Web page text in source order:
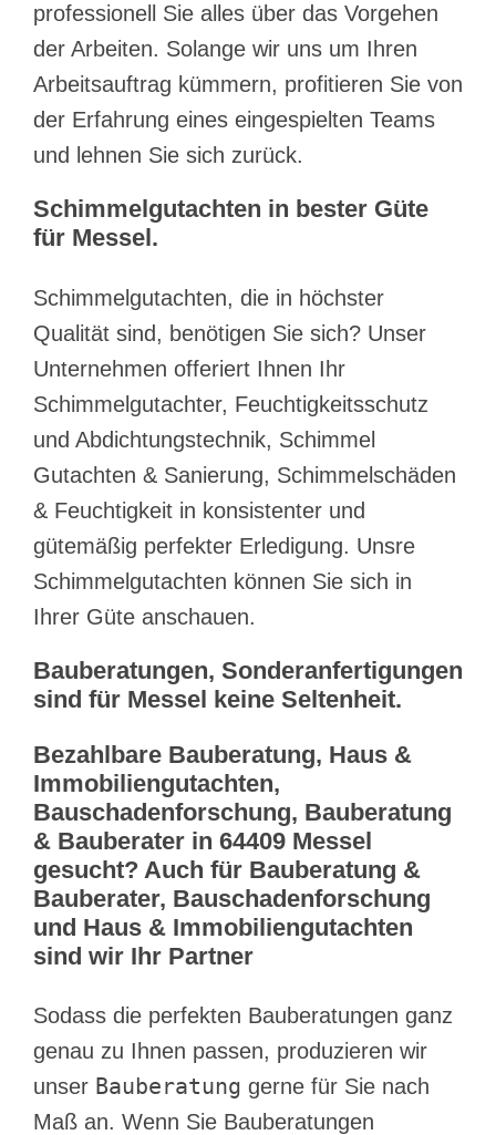
professionell Sie alles über das Vorgehen
der Arbeiten. Solange wir uns um Ihren
Arbeitsauftrag kümmern, profitieren Sie von
der Erfahrung eines eingespielten Teams
und lehnen Sie sich zurück.
Schimmelgutachten in bester Güte
für Messel.
Schimmelgutachten, die in höchster
Qualität sind, benötigen Sie sich? Unser
Unternehmen offeriert Ihnen Ihr
Schimmelgutachter, Feuchtigkeitsschutz
und Abdichtungstechnik, Schimmel
Gutachten & Sanierung, Schimmelschäden
& Feuchtigkeit in konsistenter und
gütemäßig perfekter Erledigung. Unsre
Schimmelgutachten können Sie sich in
Ihrer Güte anschauen.
Bauberatungen, Sonderanfertigungen
sind für Messel keine Seltenheit.
Bezahlbare Bauberatung, Haus &
Immobiliengutachten,
Bauschadenforschung, Bauberatung
& Bauberater in 64409 Messel
gesucht? Auch für Bauberatung &
Bauberater, Bauschadenforschung
und Haus & Immobiliengutachten
sind wir Ihr Partner
Sodass die perfekten Bauberatungen ganz
genau zu Ihnen passen, produzieren wir
unser Bauberatung gerne für Sie nach
Maß an. Wenn Sie Bauberatungen